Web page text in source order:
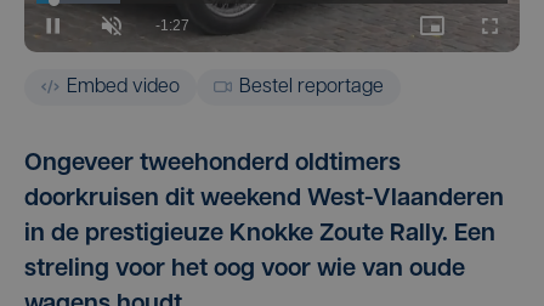
Embed video Bestel reportage
Ongeveer tweehonderd oldtimers
doorkruisen dit weekend West-Vlaanderen
in de prestigieuze Knokke Zoute Rally. Een
streling voor het oog voor wie van oude